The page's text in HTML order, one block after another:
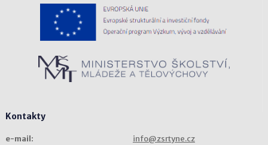
Kontakty
e-mail:
info@zsrtyne.cz